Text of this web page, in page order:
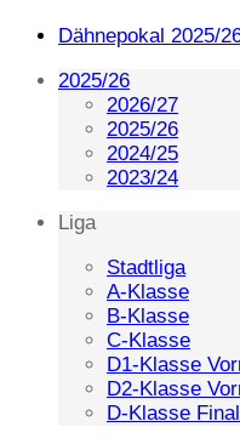
Dähnepokal 2025/
2025/26
2026/27
2025/26
2024/25
2023/24
Liga
Stadtliga
A-Klasse
B-Klasse
C-Klasse
D1-Klasse
D2-Klasse
D-Klasse